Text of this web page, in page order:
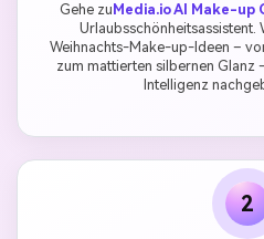
Gehe zu Media.io AI Make-up
Urlaubsschönheitsassistent.
Weihnachts-Make-up-Ideen –
zum mattierten silbernen
Intelligenz
2